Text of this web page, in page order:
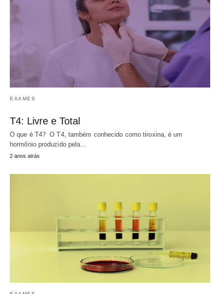
EXAMES
T4: Livre e Total
O que é T4? O T4, também conhecido como tiroxina, é um
hormônio produzido pela…
2 anos atrás